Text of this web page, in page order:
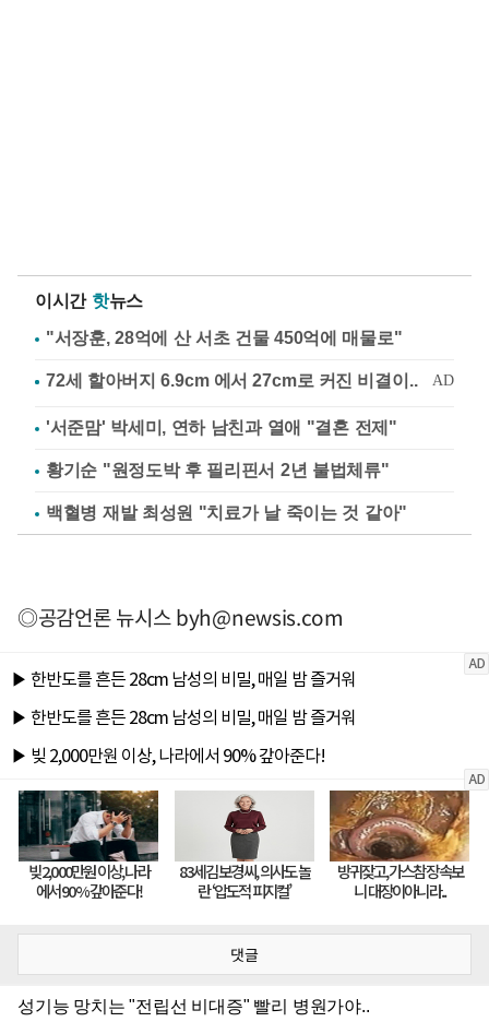
이시간 핫뉴스
"서장훈, 28억에 산 서초 건물 450억에 매물로"
'서준맘' 박세미, 연하 남친과 열애 "결혼 전제"
황기순 "원정도박 후 필리핀서 2년 불법체류"
백혈병 재발 최성원 "치료가 날 죽이는 것 같아"
◎공감언론 뉴시스byh@newsis.com
댓글